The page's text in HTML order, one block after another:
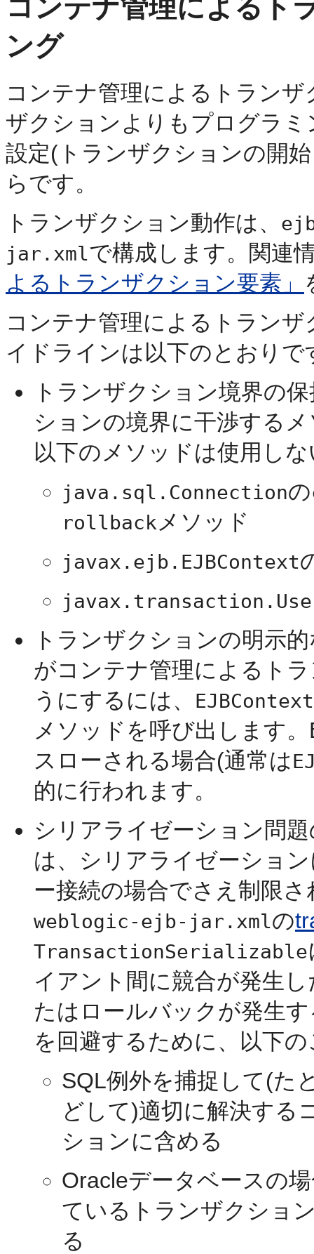
コンテナ管理によるト
ング
コンテナ管理によるトラン
ザクションよりもプログラ
設定(トランザクションの開
らです。
トランザクション動作は、
jar.xmlで構成します。関連
よるトランザクション要素」
コンテナ管理によるトラン
イドラインは以下のとおりで
トランザクション境界の
ションの境界に干渉する
以下のメソッドは使用し
java.sql.Connectionの
rollbackメソッド
javax.ejb.EJBContext
トランザクションの明示
がコンテナ管理によるト
うにするには、
EJBContext
メソッドを呼び出します
スローされる場合(通常は
的に行われます。
シリアライゼーション問
は、シリアライゼーショ
ー接続の場合でさえ制限
weblogic-ejb-jar.xmlの
TransactionSerializable
イアント間に競合が発生
たはロールバックが発生
を回避するために、以下
SQL例外を捕捉して(た
どして)適切に解決する
ションに含める
Oracleデータベースの
ているトランザクショ
る